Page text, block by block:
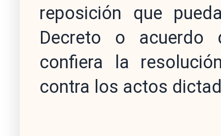
reposición que
Decreto o acuerdo
confiera la
contra los actos